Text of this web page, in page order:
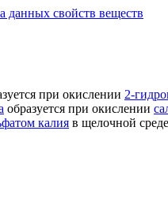
данных свойств веществ
при окислении 2-
образуется при окислении
калия в щелочной